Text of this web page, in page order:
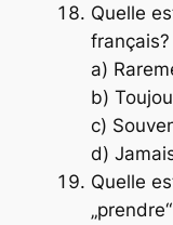
Quelle
français?
a)
b)
c)
d)
Quelle